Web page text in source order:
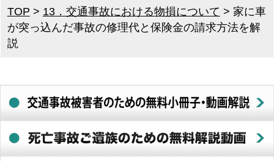
TOP > 13．交通事故における物損について > 家に車
が突っ込んだ事故の修理代と保険金の請求方法を解
説